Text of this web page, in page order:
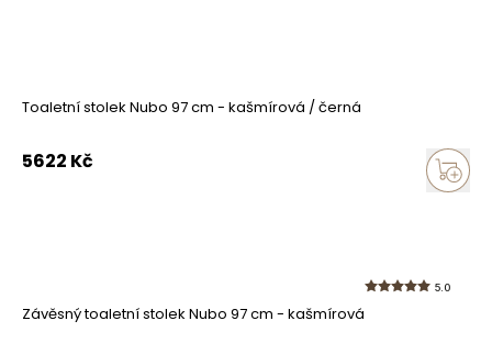
Toaletní stolek Nubo 97 cm - kašmírová / černá
5622 Kč
5.0
Závěsný toaletní stolek Nubo 97 cm - kašmírová